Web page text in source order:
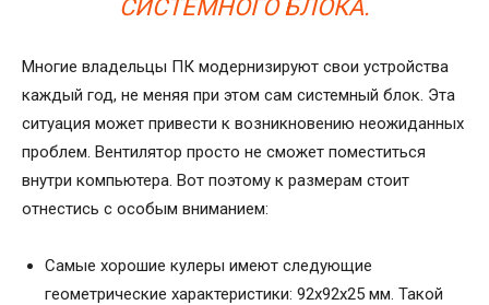
СИСТЕМНОГО БЛОКА.
Многие владельцы ПК модернизируют свои устройства
каждый год, не меняя при этом сам системный блок. Эта
ситуация может привести к возникновению неожиданных
проблем. Вентилятор просто не сможет поместиться
внутри компьютера. Вот поэтому к размерам стоит
отнестись с особым вниманием:
Самые хорошие кулеры имеют следующие
геометрические характеристики: 92х92х25 мм. Такой